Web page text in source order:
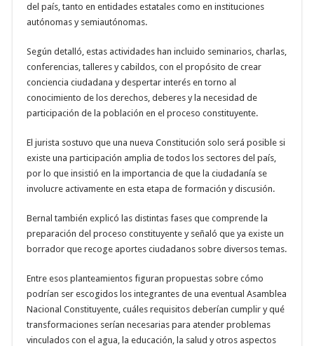
del país, tanto en entidades estatales como en instituciones
autónomas y semiautónomas.
Según detalló, estas actividades han incluido seminarios, charlas,
conferencias, talleres y cabildos, con el propósito de crear
conciencia ciudadana y despertar interés en torno al
conocimiento de los derechos, deberes y la necesidad de
participación de la población en el proceso constituyente.
El jurista sostuvo que una nueva Constitución solo será posible si
existe una participación amplia de todos los sectores del país,
por lo que insistió en la importancia de que la ciudadanía se
involucre activamente en esta etapa de formación y discusión.
Bernal también explicó las distintas fases que comprende la
preparación del proceso constituyente y señaló que ya existe un
borrador que recoge aportes ciudadanos sobre diversos temas.
Entre esos planteamientos figuran propuestas sobre cómo
podrían ser escogidos los integrantes de una eventual Asamblea
Nacional Constituyente, cuáles requisitos deberían cumplir y qué
transformaciones serían necesarias para atender problemas
vinculados con el agua, la educación, la salud y otros aspectos